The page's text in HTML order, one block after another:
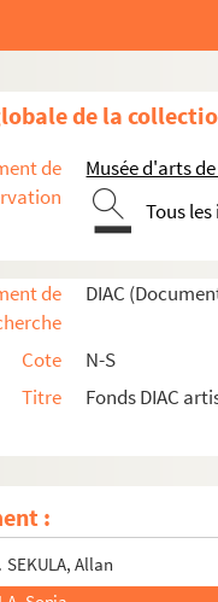
de la
de
Musée d'arts
Tous
de
DIAC
Cote
N-S
Titre
Fonds DIAC
:
Kim
David
François
Hans
Kerim
TUDJA,
Yoshio
Allan